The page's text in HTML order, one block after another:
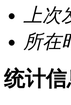
上
所在
统计信